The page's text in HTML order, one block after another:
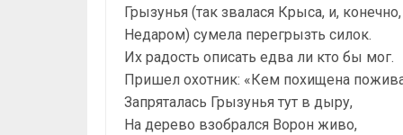
Грызунья (так звалася Крыса, и, конечно,
Недаром) сумела перегрызть силок.
Их радость описать едва ли кто бы мог.
Пришел охотник: «Кем похищена
Запряталась Грызунья тут в дыру,
На дерево взобрался Ворон живо,